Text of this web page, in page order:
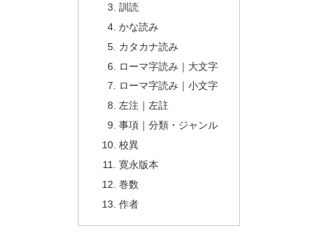
訓読
かな読み
カタカナ読み
ローマ字読み｜大文字
ローマ字読み｜小文字
左注｜左註
事項｜分類・ジャンル
校異
寛永版本
巻数
作者